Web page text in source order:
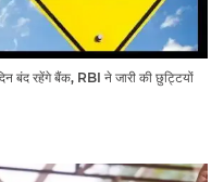
रहेंगे बैंक, RBI ने जारी की छुट्टियों